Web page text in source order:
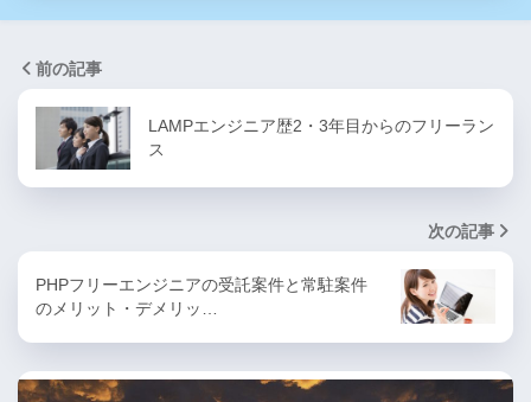
前の記事
LAMPエンジニア歴2・3年目からのフリーラン
ス
次の記事
PHPフリーエンジニアの受託案件と常駐案件
のメリット・デメリッ…